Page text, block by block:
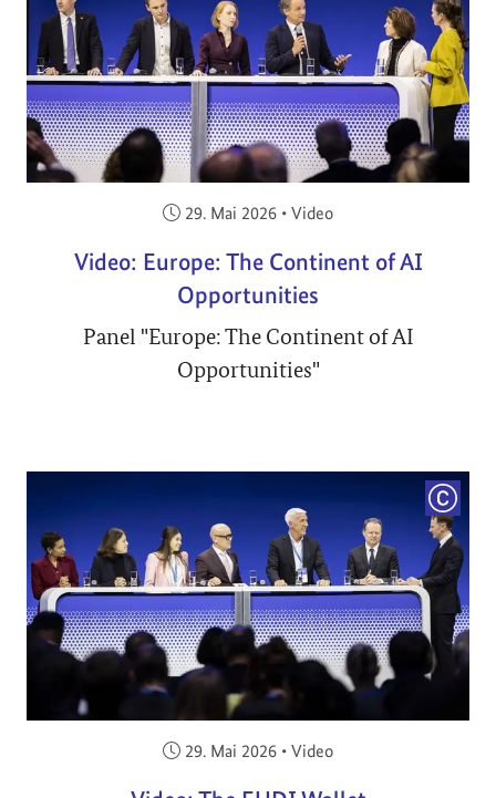
Veröffentlicht am:
29. Mai 2026 • Video
Video: Europe: The Continent of AI
Opportunities
Panel "Europe: The Continent of AI
Opportunities"
Veröffentlicht am:
29. Mai 2026 • Video